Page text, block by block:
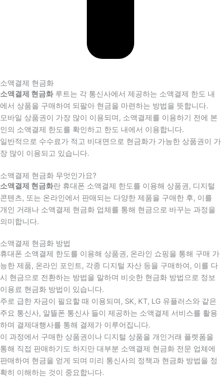
소액결제 현금화
소액결제 현금화루트는 각 통신사에서 제공하는 소액결제 한도 내
에서 상품을 구매하여 되팔아 현금을 마련하는 방법을 뜻합니다.
모바일 상품권이 가장 많이 이용되며, 소액결제를 이용하기 전에 본
인의 소액결제 한도를 확인하고 한도 내에서 이용합니다.
일반적으로 수수료가 적고 비대면으로 현금화가 가능한 상품권이 가
장 많이 이용되고 있습니다.
소액결제 현금화 무엇인가요?
소액결제 현금화란 휴대폰 소액결제 한도를 이용해 상품권, 디지털
콘텐츠, 또는 온라인에서 판매되는 다양한 제품을 구매한 후, 이를
개인 거래나 소액결제 현금화 업체를 통해 현금으로 바꾸는 과정을
의미합니다.
소액결제 현금화 방법
휴대폰 소액결제 한도를 이용해 상품권, 온라인 쇼핑을 통해 구매 가
능한 제품, 온라인 포인트, 각종 디지털 자산 등을 구매하여, 이를 다
시 현금으로 전환하는 방법을 말하며 비슷한 현금화 방법으로 정보
이용료 현금화 방법이 있습니다.
주로 급한 자금이 필요할 때 이용되며, SK, KT, LG 유플러스와 같은
주요 통신사, 알뜰폰 통신사 들이 제공하는 소액결제 서비스를 활용
하며 결제대행사를 통해 결제가 이루어집니다.
이 과정에서 구매한 상품권이나 디지털 상품을 개인거래 플렛폼을
통해 직접 판매하기도 하지만 대부분 소액결제 현금화 전문 업체에
판매하여 현금을 얻게 되며 미리 통신사의 정책과 현금화 방법을 정
확히 이해하는 것이 중요합니다.